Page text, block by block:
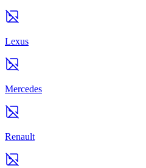
Lexus
Mercedes
Renault